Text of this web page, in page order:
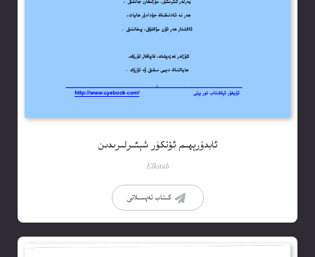
ئابدۇرېھىم ئۆتكۈر شېئىرلىرىدىن
Elkitab
كىتاب تەپسىلاتى